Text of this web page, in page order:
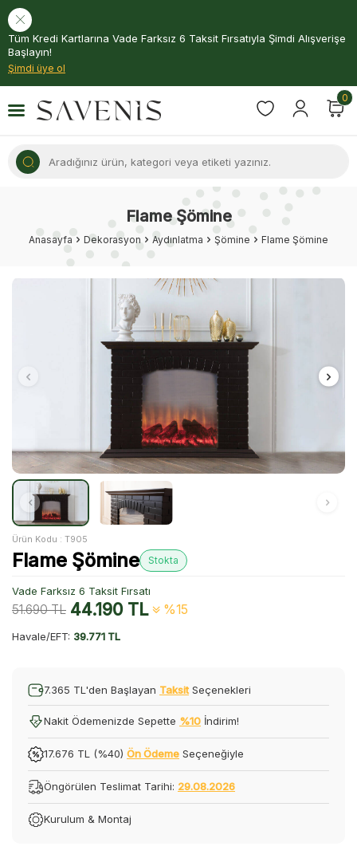
Tüm Kredi Kartlarına Vade Farksız 6 Taksit Fırsatıyla Şimdi Alışverişe
Başlayın!
Şimdi üye ol
0
Flame Şömine
Anasayfa Dekorasyon Aydınlatma Şömine Flame Şömine
Ürün Kodu : T905
Flame Şömine Stokta
Vade Farksız 6 Taksit Fırsatı
51.690TL 44.190TL %15
Havale/EFT: 39.771 TL
7.365 TL'den Başlayan Taksit Seçenekleri
Nakit Ödemenizde Sepette %10 İndirim!
17.676 TL (%40) Ön Ödeme Seçeneğiyle
Öngörülen Teslimat Tarihi: 29.08.2026
Kurulum & Montaj